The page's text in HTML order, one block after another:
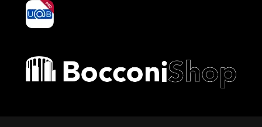
yoU@B
Bocconi shop